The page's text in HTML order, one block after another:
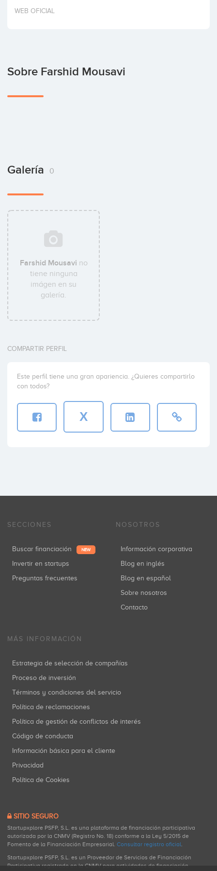
Invertir
WEB OFICIAL
Sobre Farshid Mousavi
Galería 0
Farshid Mousavi no
tiene ninguna
imágen en su
galería.
COMPARTIR PERFIL
Este perfil tiene una gran apariencia. ¿Quieres compartirlo
con todos?
X
SECCIONES
Buscar financiación NEW
Invertir en startups
Preguntas frecuentes
NOSOTROS
Información corporativa
Blog en inglés
Blog en español
Sobre nosotros
Contacto
MÁS INFORMACIÓN
Estrategia de selección de compañías
Proceso de inversión
Términos y condiciones del servicio
Política de reclamaciones
Política de gestión de conflictos de interés
Código de conducta
Información básica para el cliente
Privacidad
Política de Cookies
SITIO SEGURO
Startupxplore PSFP, S.L. es una plataforma de financiación participativa
autorizada por la CNMV (Registro No. 18) conforme a la Ley 5/2015 de
Fomento de la Financiación Empresarial. Consultar registro oficial.
Startupxplore PSFP, S.L. es un Proveedor de Servicios de Financiación
Participativa registrado en la CNMV para actividades de financiación